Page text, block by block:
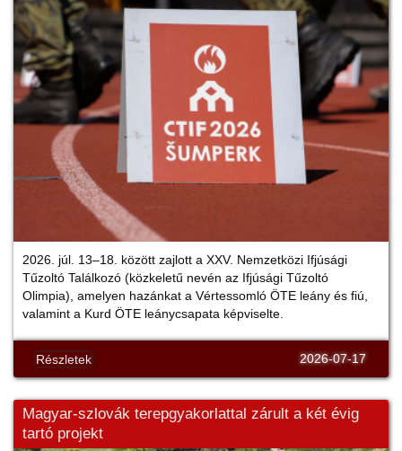
2026. júl. 13–18. között zajlott a XXV. Nemzetközi Ifjúsági
Tűzoltó Találkozó (közkeletű nevén az Ifjúsági Tűzoltó
Olimpia), amelyen hazánkat a Vértessomló ÖTE leány és fiú,
valamint a Kurd ÖTE leánycsapata képviselte.
Részletek 2026-07-17
Magyar-szlovák terepgyakorlattal zárult a két évig
tartó projekt